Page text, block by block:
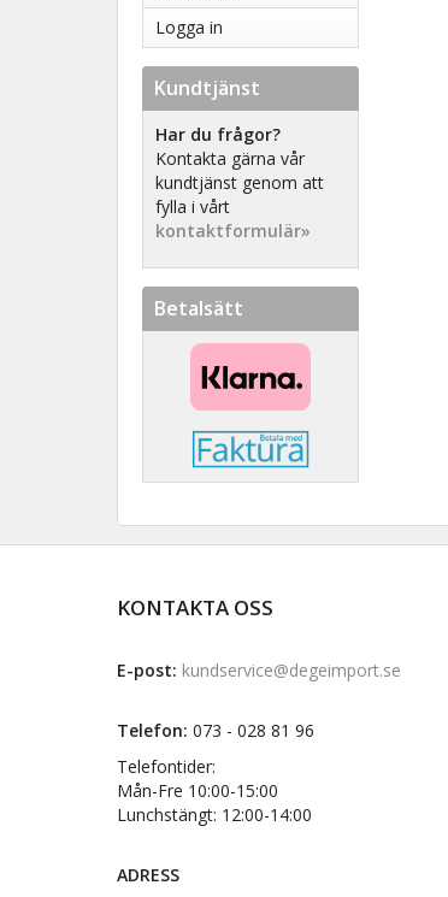
Logga in
Kundtjänst
Har du frågor?
Kontakta gärna vår
kundtjänst genom att
fylla i vårt
kontaktformulär»
Betalsätt
KONTAKTA OSS
E-post: kundservice@degeimport.se
Telefon: 073 - 028 81 96
Telefontider:
Mån-Fre 10:00-15:00
Lunchstängt: 12:00-14:00
ADRESS